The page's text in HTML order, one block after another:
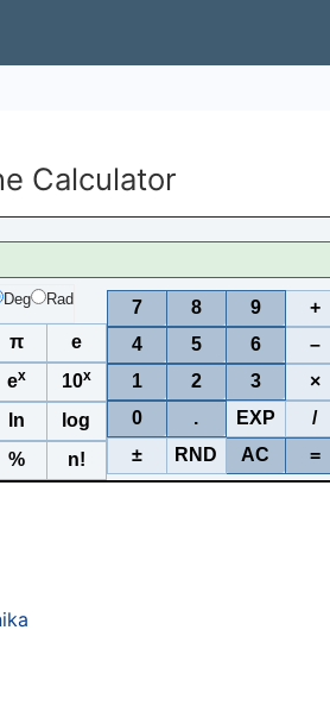
Calculator
Deg Rad
π
e
ex 10x
ln
log
% n!
7 8 9 +
4
5 6 –
1
2 3 ×
0
. EXP /
±
RND AC =